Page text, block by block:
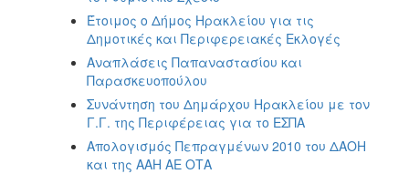
Έτοιμος ο Δήμος Ηρακλείου για τις
Δημοτικές και Περιφερειακές Εκλογές
Αναπλάσεις Παπαναστασίου και
Παρασκευοπούλου
Συνάντηση του Δημάρχου Ηρακλείου με τον
Γ.Γ. της Περιφέρειας για το ΕΣΠΑ
Απολογισμός Πεπραγμένων 2010 του ΔΑΟΗ
και της ΑΑΗ ΑΕ ΟΤΑ